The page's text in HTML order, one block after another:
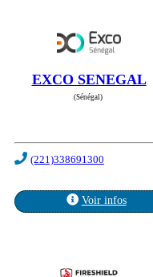
EXCO SENEGAL
(Sénégal)
(221)338691300
Voir infos